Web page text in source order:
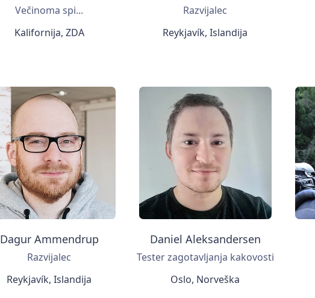
Večinoma spi...
Kalifornija, ZDA
Razvijalec
Reykjavík, Islandija
Dagur Ammendrup
Razvijalec
Reykjavík, Islandija
Daniel Aleksandersen
Tester zagotavljanja kakovosti
Oslo, Norveška